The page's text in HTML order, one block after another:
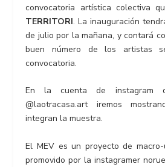
convocatoria artística colectiva
TERRITORI. La inauguración
de julio por la mañana, y contará
buen número de los artistas
convocatoria.
En la cuenta de instagram
@laotracasa.art iremos
integran la muestra.
El MEV es un proyecto de macro-
promovido por la instagramer